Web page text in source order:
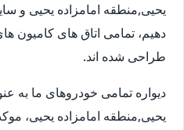
یحیی,منطقه امامزاده یحیی و
دهیم، تمامی اتاق های کامیون
طراحی شده اند.
دیواره تمامی خودروهای ما به
یحیی,منطقه امامزاده یحیی،